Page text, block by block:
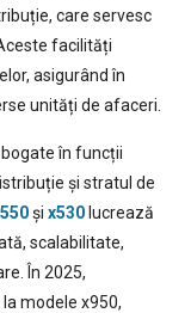
care servesc
facilități
asigurând în
unități de afaceri.
în funcții
și stratul de
și x530 lucrează
scalabilitate,
În 2025,
modele x950,